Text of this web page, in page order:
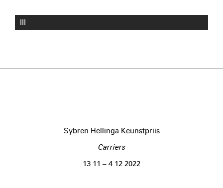
III
Sybren Hellinga Keunstpriis
Carriers
13 11 – 4 12 2022